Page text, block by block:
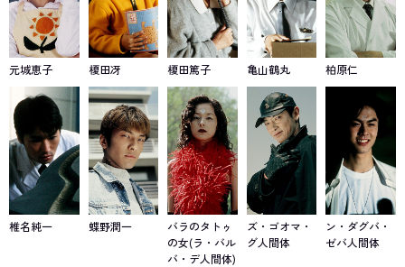
元城恵子 榎田冴 榎田篤子 亀山鶴丸 柏原仁
椎名純一 蝶野潤一
バラのタトゥ
の女(ラ・バル
バ・デ人間体)
ズ・ゴオマ・
グ人間体
ン・ダグバ・
ゼバ人間体